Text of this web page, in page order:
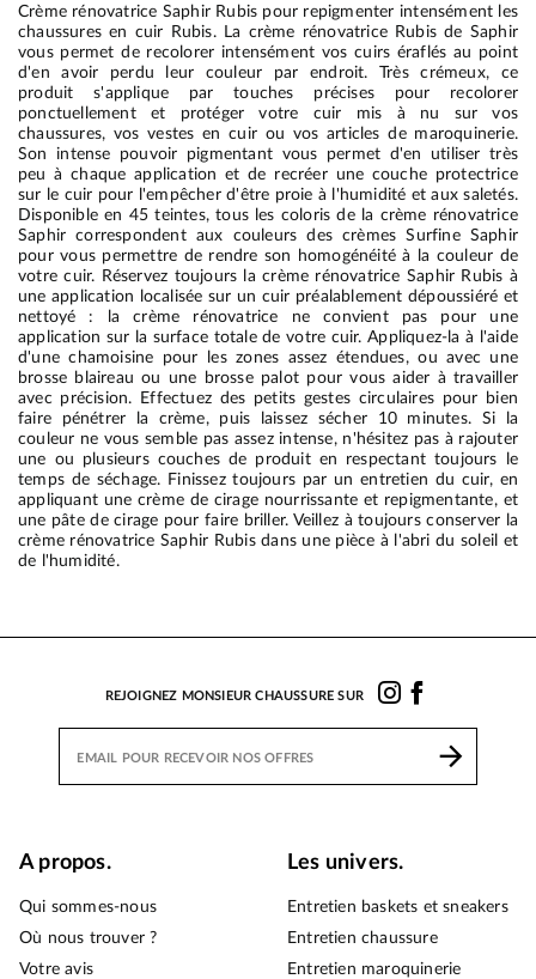
Crème rénovatrice Saphir Rubis pour repigmenter intensément les
chaussures en cuir Rubis. La crème rénovatrice Rubis de Saphir
vous permet de recolorer intensément vos cuirs éraflés au point
d'en avoir perdu leur couleur par endroit. Très crémeux, ce
produit s'applique par touches précises pour recolorer
ponctuellement et protéger votre cuir mis à nu sur vos
chaussures, vos vestes en cuir ou vos articles de maroquinerie.
Son intense pouvoir pigmentant vous permet d'en utiliser très
peu à chaque application et de recréer une couche protectrice
sur le cuir pour l'empêcher d'être proie à l'humidité et aux saletés.
Disponible en 45 teintes, tous les coloris de la crème rénovatrice
Saphir correspondent aux couleurs des crèmes Surfine Saphir
pour vous permettre de rendre son homogénéité à la couleur de
votre cuir. Réservez toujours la crème rénovatrice Saphir Rubis à
une application localisée sur un cuir préalablement dépoussiéré et
nettoyé : la crème rénovatrice ne convient pas pour une
application sur la surface totale de votre cuir. Appliquez-la à l'aide
d'une chamoisine pour les zones assez étendues, ou avec une
brosse blaireau ou une brosse palot pour vous aider à travailler
avec précision. Effectuez des petits gestes circulaires pour bien
faire pénétrer la crème, puis laissez sécher 10 minutes. Si la
couleur ne vous semble pas assez intense, n'hésitez pas à rajouter
une ou plusieurs couches de produit en respectant toujours le
temps de séchage. Finissez toujours par un entretien du cuir, en
appliquant une crème de cirage nourrissante et repigmentante, et
une pâte de cirage pour faire briller. Veillez à toujours conserver la
crème rénovatrice Saphir Rubis dans une pièce à l'abri du soleil et
de l'humidité.
REJOIGNEZ MONSIEUR CHAUSSURE SUR
A propos.
Qui sommes-nous
Où nous trouver ?
Votre avis
Les univers.
Entretien baskets et sneakers
Entretien chaussure
Entretien maroquinerie